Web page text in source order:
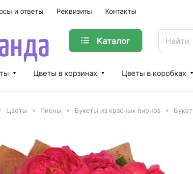
и ответы Реквизиты Контакты
Каталог
Цветы в корзинах Цветы в коробках
Цветы Пионы Букеты из красных пионов